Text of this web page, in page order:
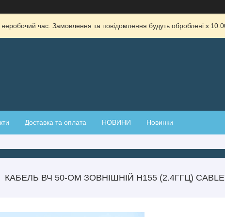
неробочий час. Замовлення та повідомлення будуть оброблені з
Доставка та оплата НОВИНИ Новинки
КАБЕЛЬ ВЧ 50-ОМ ЗОВНІШНІЙ H155 (2.4ГГЦ)